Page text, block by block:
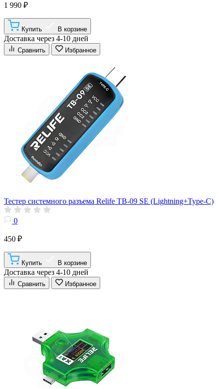
1 990 ₽
Купить В корзине
Доставка через 4-10 дней
Сравнить Избранное
Тестер системного разъема Relife TB-09 SE (Lightning+Type-C)
0
450 ₽
Купить В корзине
Доставка через 4-10 дней
Сравнить Избранное